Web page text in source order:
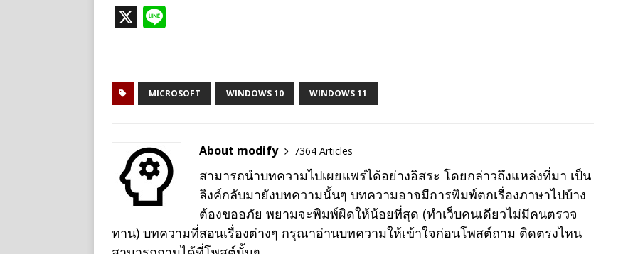
X
MICROSOFT WINDOWS 10 WINDOWS 11
About modify 7364 Articles
สามารถนำบทความไปเผยแพร่ได้อย่างอิสระ โดยกล่าวถึงแหล่งที่มา เป็น
ลิงค์กลับมายังบทความนั้นๆ บทความอาจมีการพิมพ์ตกเรื่องภาษาไปบ้าง
ต้องขออภัย พยามจะพิมพ์ผิดให้น้อยที่สุด (ทำเว็บคนเดียวไม่มีคนตรวจ
ทาน) บทความที่สอนเรื่องต่างๆ กรุณาอ่านบทความให้เข้าใจก่อนโพสต์ถาม ติดตรงไหน